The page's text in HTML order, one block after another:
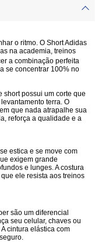
o ritmo. O Short Adidas
na academia, treinos
a combinação perfeita
se concentrar 100% no
short possui um corte que
terra. O
que nada atrapalhe sua
reforça a qualidade e a
se estica e se move com
exigem grande
e lunges. A costura
ele resista aos treinos
são um diferencial
seu celular, chaves ou
cintura elástica com